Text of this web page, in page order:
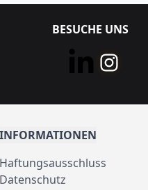
BESUCHE UNS
INFORMATIONEN
Haftungsausschluss
Datenschutz